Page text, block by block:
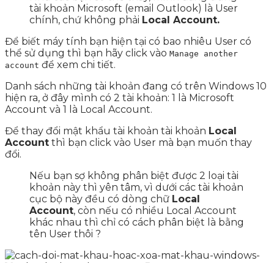
tài khoản Microsoft (email Outlook) là User
chính, chứ không phải Local Account.
Để biết máy tính bạn hiện tại có bao nhiêu User có
thể sử dụng thì bạn hãy click vào Manage another
account để xem chi tiết.
Danh sách những tài khoản đang có trên Windows 10
hiện ra, ở đây mình có 2 tài khoản: 1 là Microsoft
Account và 1 là Local Account.
Để thay đổi mật khẩu tài khoản tài khoản Local
Account thì bạn click vào User mà bạn muốn thay
đổi.
Nếu bạn sợ không phân biệt được 2 loại tài
khoản này thì yên tâm, vì dưới các tài khoản
cục bộ này đều có dòng chữ Local
Account, còn nếu có nhiều Local Account
khác nhau thì chỉ có cách phân biệt là bằng
tên User thôi ?